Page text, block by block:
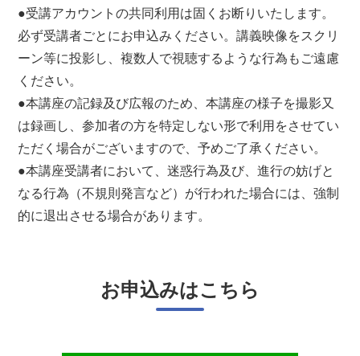
●受講アカウントの共同利用は固くお断りいたします。
必ず受講者ごとにお申込みください。講義映像をスクリ
ーン等に投影し、複数人で視聴するような行為もご遠慮
ください。
●本講座の記録及び広報のため、本講座の様子を撮影又
は録画し、参加者の方を特定しない形で利用をさせてい
ただく場合がございますので、予めご了承ください。
●本講座受講者において、迷惑行為及び、進行の妨げと
なる行為（不規則発言など）が行われた場合には、強制
的に退出させる場合があります。
お申込みはこちら